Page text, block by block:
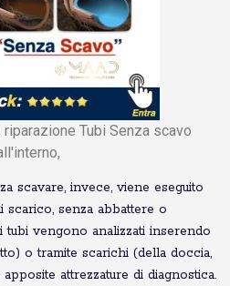
riparazione Tubi Senza scavo
scavare, invece, viene eseguito
scarico, senza abbattere o
vengono analizzati inserendo
o tramite scarichi (della doccia,
attrezzature di diagnostica.